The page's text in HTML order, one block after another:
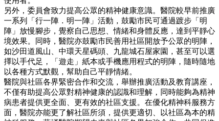
另外，委員會致力提高公眾的精神健康意識。醫院較早前推廣
一系列「行一陣．明一陣」活動，鼓勵市民可通過踱步「明
陣」放慢腳步，覺察自己思想、情緒和身體反應，達到平靜心
境效果。同時，醫院亦鼓勵市民善用社區開放予公眾的明陣，
如沙田道風山、中環天星碼頭、九龍城石屋家園，甚至可以選
擇以手代足，「遊走」紙本或手機應用程式的明陣，隨時隨地
以各種方式默觀，幫助自己平靜情緒。
醫院與社區各界緊密合作和交流，舉辦推廣活動及教育講座，
不僅有助提高公眾對精神健康的認識和理解，同時能夠為精神
病患者提供更全面、更有效的社區支援。在優化精神科服務方
面，醫院亦能更了解社區所須，提供更適切、以社區為本的精